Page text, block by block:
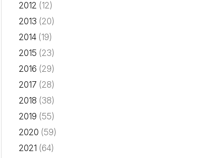
2012 (12)
2013 (20)
2014(19)
2015 (23)
2016 (29)
2017 (28)
2018 (38)
2019 (55)
2020 (59)
2021 (64)